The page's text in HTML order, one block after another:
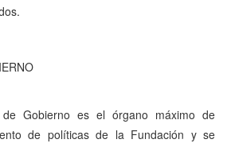
Gobierno es el órgano máximo de
de políticas de la Fundación y se